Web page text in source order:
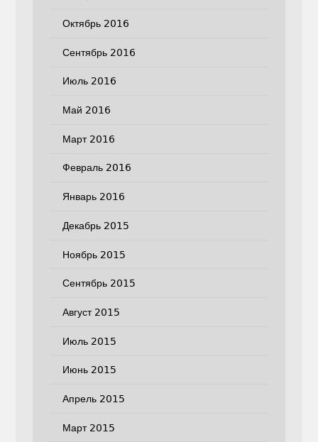
Октябрь 2016
Сентябрь 2016
Июль 2016
Май 2016
Март 2016
Февраль 2016
Январь 2016
Декабрь 2015
Ноябрь 2015
Сентябрь 2015
Август 2015
Июль 2015
Июнь 2015
Апрель 2015
Март 2015